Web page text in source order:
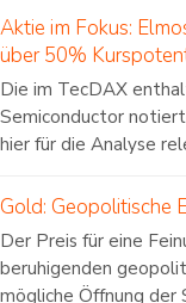
Aktie im Fokus:
über 50%
Die im TecDAX
Semiconductor
hier für die Analyse
Gold: Geopolitische
Der Preis für eine
beruhigenden
mögliche Öffnung